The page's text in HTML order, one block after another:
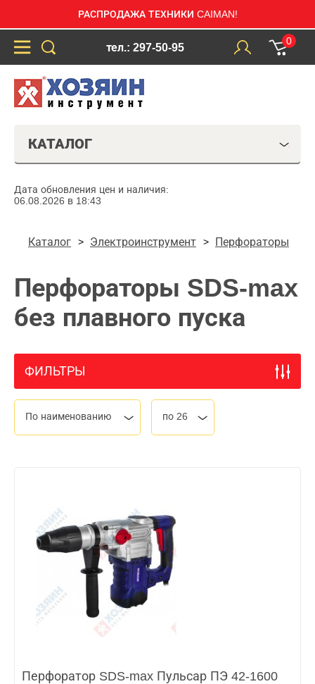
РАСПРОДАЖА ТЕХНИКИ CAIMAN!
тел.: 297-50-95
0
КАТАЛОГ
Дата обновления цен и наличия:
06.08.2026 в 18:43
Каталог Электроинструмент Перфораторы
Перфораторы SDS-max
без плавного пуска
ФИЛЬТРЫ
По наименованию по 26
Перфоратор SDS-max Пульсар ПЭ 42-1600